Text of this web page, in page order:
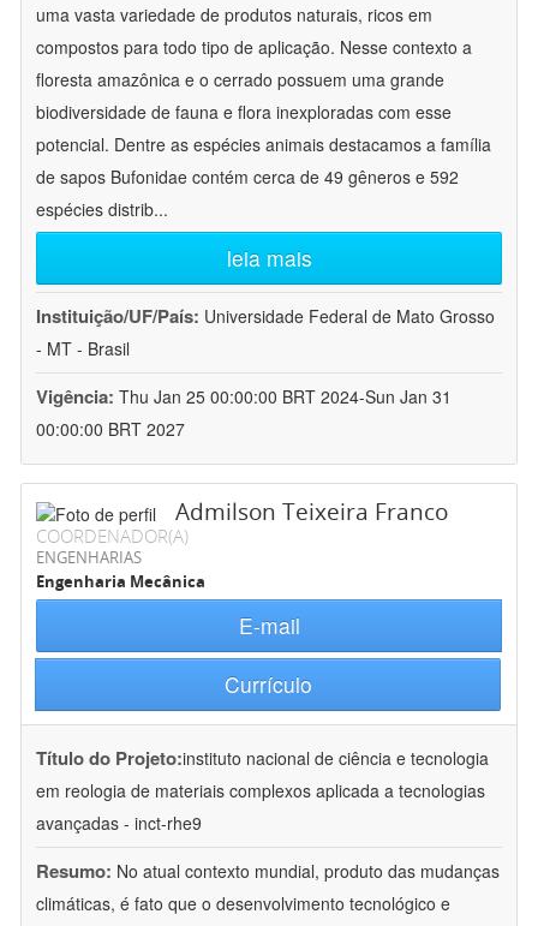
uma vasta variedade de produtos naturais, ricos em
compostos para todo tipo de aplicação. Nesse contexto a
floresta amazônica e o cerrado possuem uma grande
biodiversidade de fauna e flora inexploradas com esse
potencial. Dentre as espécies animais destacamos a família
de sapos Bufonidae contém cerca de 49 gêneros e 592
espécies distrib...
leia mais
Instituição/UF/País: Universidade Federal de Mato Grosso
- MT - Brasil
Vigência: Thu Jan 25 00:00:00 BRT 2024-Sun Jan 31
00:00:00 BRT 2027
Admilson Teixeira Franco
COORDENADOR(A)
ENGENHARIAS
Engenharia Mecânica
E-mail
Currículo
Título do Projeto:instituto nacional de ciência e tecnologia
em reologia de materiais complexos aplicada a tecnologias
avançadas - inct-rhe9
Resumo: No atual contexto mundial, produto das mudanças
climáticas, é fato que o desenvolvimento tecnológico e